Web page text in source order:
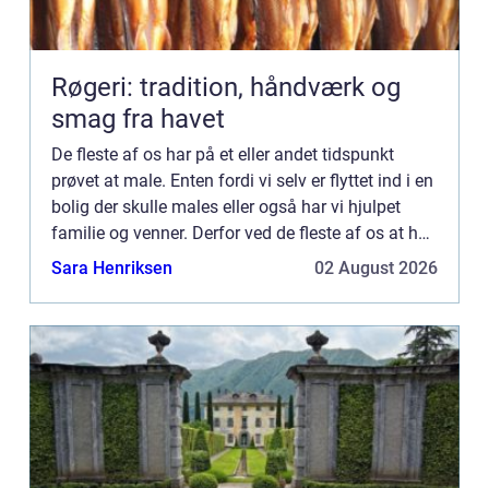
Røgeri: tradition, håndværk og
smag fra havet
De fleste af os har på et eller andet tidspunkt
prøvet at male. Enten fordi vi selv er flyttet ind i en
bolig der skulle males eller også har vi hjulpet
familie og venner. Derfor ved de fleste af os at helt
så nemt er det ikke at male. Uanset hvor me...
Sara Henriksen 02 August 2026